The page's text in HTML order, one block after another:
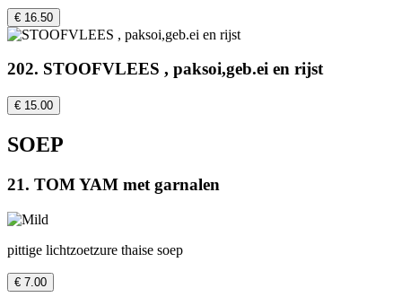
€ 16.50
202. STOOFVLEES , paksoi,geb.ei en rijst
€ 15.00
SOEP
21. TOM YAM met garnalen
pittige lichtzoetzure thaise soep
€ 7.00